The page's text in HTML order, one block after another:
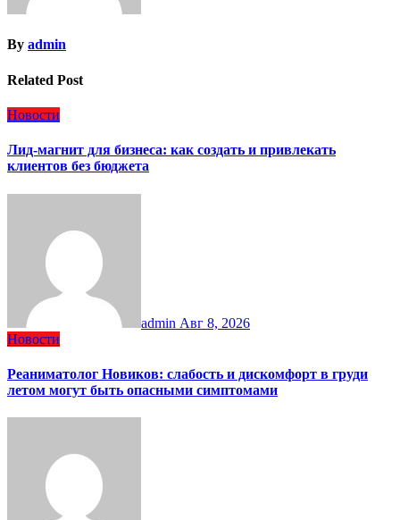
By admin
Related Post
Новости
Лид-магнит для бизнеса: как создать и привлекать
клиентов без бюджета
admin Авг 8, 2026
Новости
Реаниматолог Новиков: слабость и дискомфорт в груди
летом могут быть опасными симптомами